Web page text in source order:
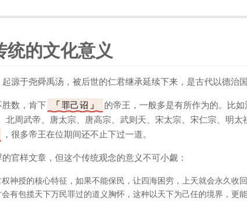
统的文化意义
源于尧舜禹汤，被后世的仁君继承延续下来，是古代以德治
数，肯下 罪己诏
的帝王，一般多是有所作为的。比
北周武帝、唐太宗、唐高宗、武则天、宋太宗、宋仁宗、明太
，很多帝王在位期间还不止下过一道。
的官样文章，但这个传统观念的意义不可小觑：
神授的核心特征，如果不能保民，让四海困穷，上天就会永久收
有包揽天下万民罪过的道义胸怀，这种以天下为己任的境界，更